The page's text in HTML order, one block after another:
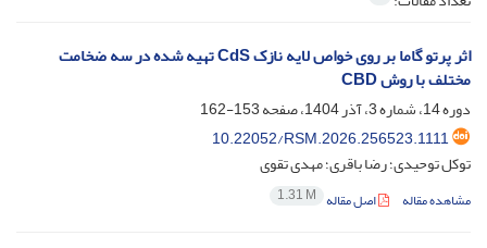
اثر پرتو گاما بر روی خواص لایه نازک CdS تهیه شده در سه ضخامت
مختلف با روش CBD
دوره 14، شماره 3، آذر 1404، صفحه
153-162
10.22052/RSM.2026.256523.1111
توکل توحیدی؛ رضا باقری؛ مهدی تقوی
مشاهده مقاله اصل مقاله 1.31 M